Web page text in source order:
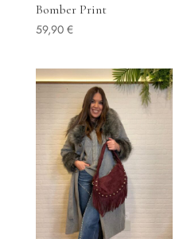
Bomber Print
59,90 €